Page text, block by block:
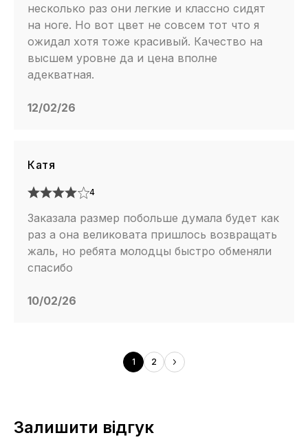
несколько раз они легкие и классно сидят
на ноге. Но вот цвет не совсем тот что я
ожидал хотя тоже красивый. Качество на
высшем уровне да и цена вполне
адекватная.
12/02/26
Катя
4
Заказала размер побольше думала будет как
раз а она великовата пришлось возвращать
жаль, но ребята молодцы быстро обменяли
спасибо
10/02/26
1 2
Залишити відгук